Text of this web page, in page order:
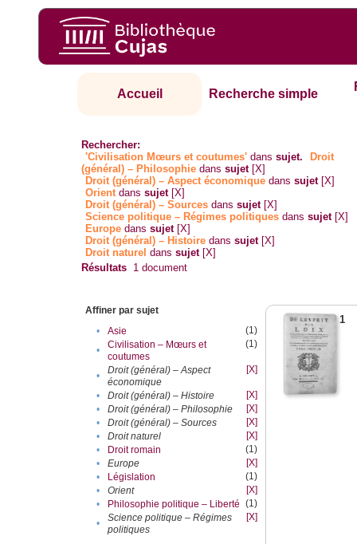
Accueil Recherche simple
Rechercher:
'Civilisation Mœurs et coutumes' danssujet.
Droit
(général) – Philosophie danssujet [X]
Droit (général) – Aspect économique danssujet [X]
Orientdanssujet [X]
Droit (général) – Sources danssujet [X]
Science politique – Régimes politiques danssujet [X]
Europe danssujet [X]
Droit (général) – Histoire danssujet [X]
Droit naturel danssujet [X]
Résultats 1 document
Affiner par sujet
•
Asie
(1)
•
Civilisation – Mœurs et
coutumes
(1)
•
Droit (général) – Aspect
économique
[X]
• Droit (général) – Histoire
[X]
•
Droit (général) – Philosophie
[X]
•
Droit (général) – Sources
[X]
•
Droit naturel
[X]
•
Droit romain
(1)
•
Europe
[X]
•
Législation
(1)
•
Orient
[X]
•
Philosophie politique – Liberté (1)
•
Science politique – Régimes
politiques
[X]
1